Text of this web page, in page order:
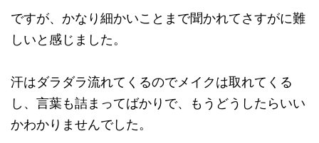
ですが、かなり細かいことまで聞かれてさすがに難
しいと感じました。
汗はダラダラ流れてくるのでメイクは取れてくる
し、言葉も詰まってばかりで、もうどうしたらいい
かわかりませんでした。